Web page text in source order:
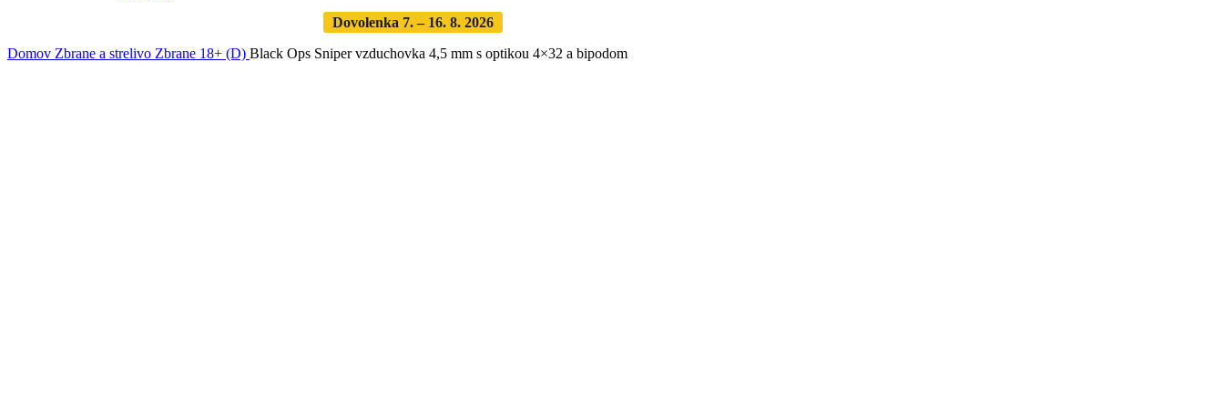
Dovolenka 7. – 16. 8. 2026
Domov Zbrane a strelivo Zbrane 18+ (D) Black Ops Sniper vzduchovka 4,5 mm s optikou 4×32 a bipodom